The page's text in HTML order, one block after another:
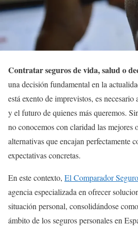
Contratar seguros de vida, salud o
una decisión fundamental en la
está exento de imprevistos, es necesario
y el futuro de quienes más queremos.
no conocemos con claridad las mejores
alternativas que encajan perfectamente
expectativas concretas.
En este contexto, El Comparador Seguro
agencia especializada en ofrecer
situación personal, consolidándose
ámbito de los seguros personales en